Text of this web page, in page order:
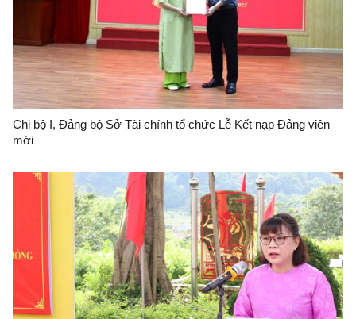
Chi bộ I, Đảng bộ Sở Tài chính tổ chức Lễ Kết nạp Đảng viên
mới